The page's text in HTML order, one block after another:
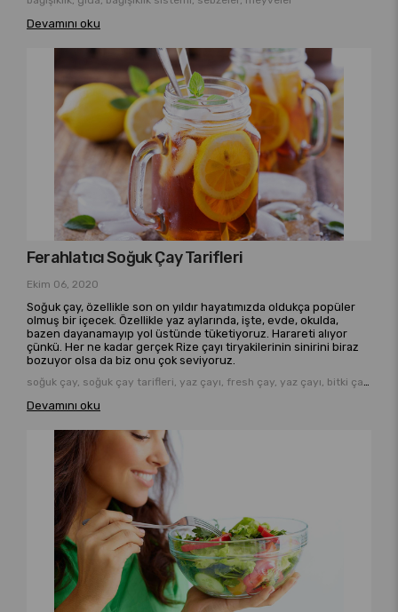
Devamını oku
Ferahlatıcı Soğuk Çay Tarifleri
Ekim 06, 2020
Soğuk çay, özellikle son on yıldır hayatımızda oldukça popüler
olmuş bir içecek. Özellikle yaz aylarında, işte, evde, okulda,
bazen dayanamayıp yol üstünde tüketiyoruz. Harareti alıyor
çünkü. Her ne kadar gerçek Rize çayı tiryakilerinin sinirini biraz
bozuyor olsa da biz onu çok seviyoruz.
soğuk çay, soğuk çay tarifleri, yaz çayı, fresh çay, yaz çayı, bitki çayı, taze bitki çayı
Devamını oku